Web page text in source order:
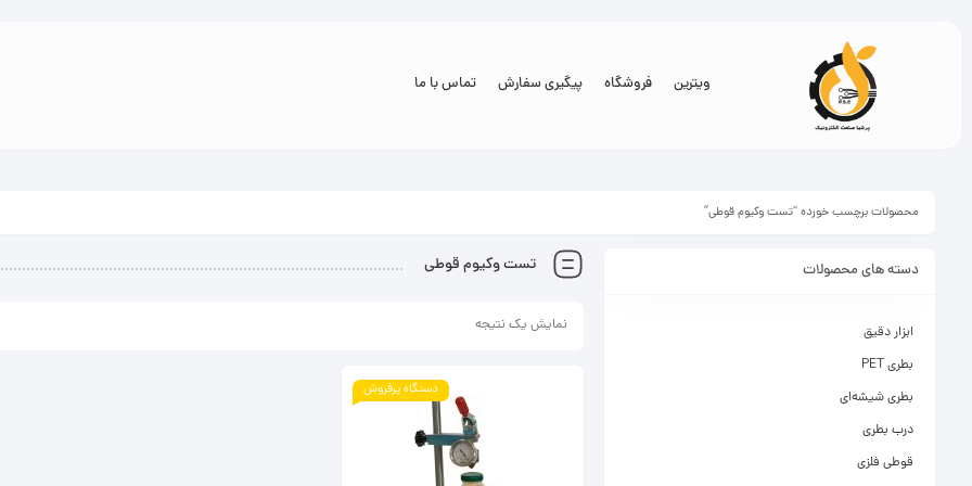
ویترین فروشگاه پیگیری سفارش تماس با ما
محصولات برچسب خورده “تست وکیوم قوطی”
تست وکیوم قوطی
نمایش یک نتیجه
دستگاه پرفروش
دسته های محصولات
ابزار دقیق
بطری PET
بطری شیشه‌ای
درب بطری
قوطی فلزی